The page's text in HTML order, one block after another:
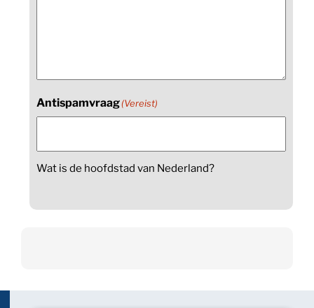
Antispamvraag(Vereist)
Wat is de hoofdstad van Nederland?